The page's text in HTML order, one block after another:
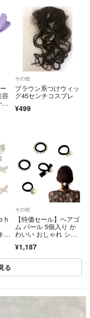
容
その他
ブラウン系つけウィッ
グ45センチコスプレ
¥499
h
その他
【特価セール】ヘアゴ
ム パール 5個入り か
わいい おしゃれ シン
¥1,187
る